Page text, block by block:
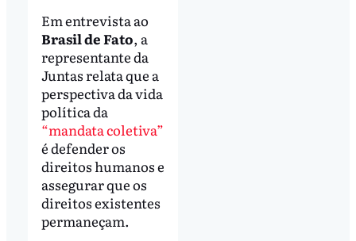
Em entrevista ao
Brasil de Fato, a
representante da
Juntas relata que a
perspectiva da vida
política da
“mandata coletiva”
é defender os
direitos humanos e
assegurar que os
direitos existentes
permaneçam.